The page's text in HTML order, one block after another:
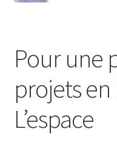
Pour une
projets en
L’espace